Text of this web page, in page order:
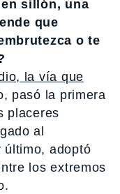
sillón, una
que
o te
la vía que
pasó la primera
placeres
al
último, adoptó
los extremos